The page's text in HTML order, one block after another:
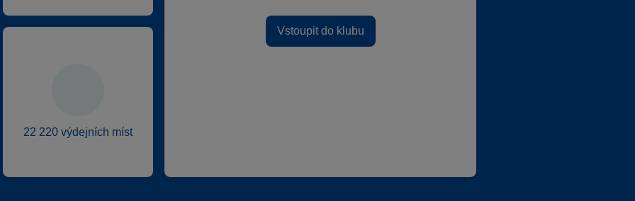
22 220 výdejních míst
Vstoupit do klubu